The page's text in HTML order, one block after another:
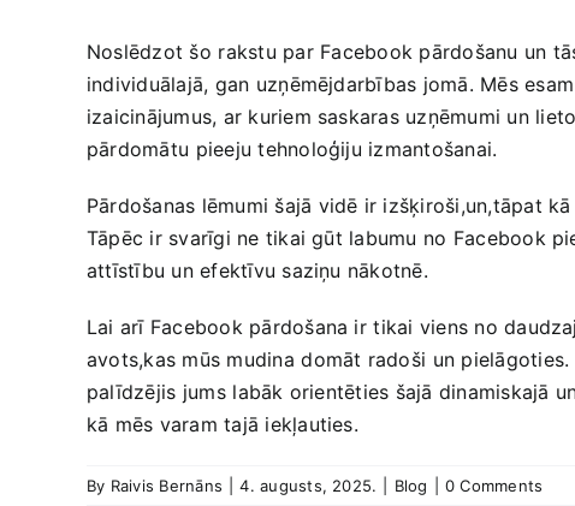
Noslēdzot šo ⁣rakstu par⁤ Facebook ​pārdošanu⁤ un⁤
individuālajā, ⁢gan uzņēmējdarbības jomā. Mēs
‍izaicinājumus, ar kuriem saskaras uzņēmumi un
‌pārdomātu⁣ pieeju tehnoloģiju izmantošanai.
Pārdošanas​ lēmumi šajā‌ vidē​ ir izšķiroši,un,tāpat
Tāpēc ir‌ svarīgi ne‍ tikai gūt labumu no ⁣Facebook‍
attīstību un efektīvu saziņu nākotnē.
Lai arī ‍Facebook pārdošana ir ⁣tikai ‌viens no
avots,kas​ mūs mudina ⁢domāt‍ radoši ⁢un
palīdzējis ⁣jums⁤ labāk orientēties šajā dinamiskajā
kā ‌mēs varam ‌tajā iekļauties.
By Raivis Bernāns 4. augusts, 2025. Blog 0 Comments